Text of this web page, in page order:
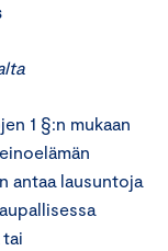
1 §:n mukaan
antaa lausuntoja